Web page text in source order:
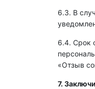
6.3. В
6.4. Срок
«Отзыв
7.